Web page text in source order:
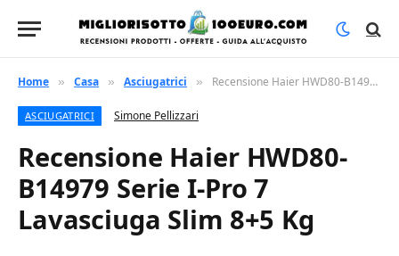
Home » Casa » Asciugatrici » Recensione Haier HWD80-B14979 Serie I-Pro 7 Lavasciuga Slim 8+5 Kg
ASCIUGATRICI Simone Pellizzari
Recensione Haier HWD80-
B14979 Serie I-Pro 7
Lavasciuga Slim 8+5 Kg